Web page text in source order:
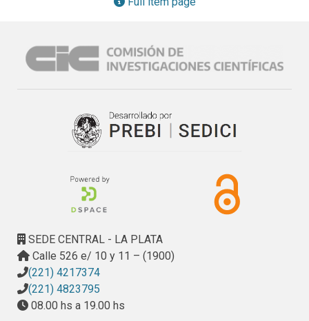
enunciado cuasi tautológico por su obviedad, impone sin
embargo un número de desafíos, por lo común ignorados
marco de un proceso participativo que lo (re)actualice como
constructo social, desde una perspectiva no dogmática e
integradora de la diversidad; (ii) el abandono del ámbito
transdisciplinariedad; (iv) la intervención sobre macro-
espacios de planificación, por lo común no coincidentes
con los límites administrativos o juridiccionales
SEDE CENTRAL - LA PLATA
Calle 526 e/ 10 y 11 – (1900)
(221) 4217374
(221) 4823795
08.00 hs a 19.00 hs